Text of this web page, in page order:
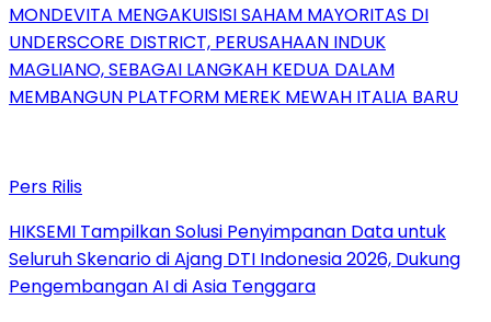
MONDEVITA MENGAKUISISI SAHAM MAYORITAS DI
UNDERSCORE DISTRICT, PERUSAHAAN INDUK
MAGLIANO, SEBAGAI LANGKAH KEDUA DALAM
MEMBANGUN PLATFORM MEREK MEWAH ITALIA BARU
Pers Rilis
HIKSEMI Tampilkan Solusi Penyimpanan Data untuk
Seluruh Skenario di Ajang DTI Indonesia 2026, Dukung
Pengembangan AI di Asia Tenggara